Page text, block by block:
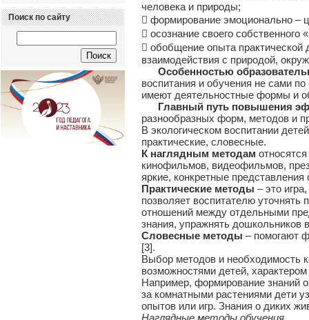
Поиск по сайту
человека и природы;
 формирование эмоционально –
 осознание своего собственного
 обобщение опыта практической
взаимодействия с природой,
Особенностью
воспитания и обучения не сами
имеют деятельностные формы и
Главный путь повышения
разнообразных форм, методов и
В экологическом воспитании
практические, словесные.
К наглядным методам
кинофильмов, видеофильмов,
яркие, конкретные представления
Практические методы – это
позволяет воспитателю уточнять
отношений между отдельными
знания, упражнять дошкольников
Словесные методы – помогают
[3].
Выбор методов и необходимость
возможностями детей,
Например, формирование знаний
за комнатными растениями дети
опытов или игр. Знания о диких
Наглядные методы обучения